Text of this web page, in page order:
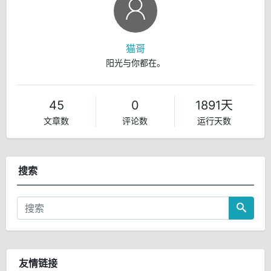
猫哥
阳光与你都在。
45
文章数
0
评论数
1891天
运行天数
搜索
友情链接